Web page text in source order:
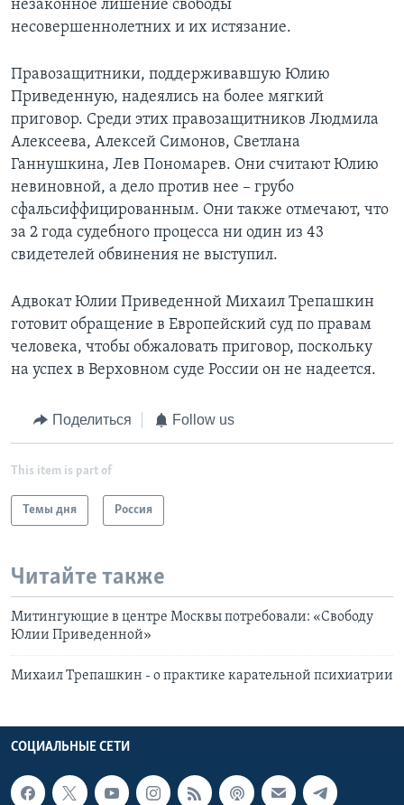
незаконное лишение свободы
несовершеннолетних и их истязание.
Правозащитники, поддерживавшую Юлию
Приведенную, надеялись на более мягкий
приговор. Среди этих правозащитников Людмила
Алексеева, Алексей Симонов, Светлана
Ганнушкина, Лев Пономарев. Они считают Юлию
невиновной, а дело против нее – грубо
сфальсиффицированным. Они также отмечают, что
за 2 года судебного процесса ни один из 43
свидетелей обвинения не выступил.
Адвокат Юлии Приведенной Михаил Трепашкин
готовит обращение в Европейский суд по правам
человека, чтобы обжаловать приговор, поскольку
на успех в Верховном суде России он не надеется.
Поделиться Follow us
This item is part of
Темы дня Россия
Читайте также
Митингующие в центре Москвы потребовали: «Свободу
Юлии Приведенной»
Михаил Трепашкин - о практике карательной психиатрии
СОЦИАЛЬНЫЕ СЕТИ